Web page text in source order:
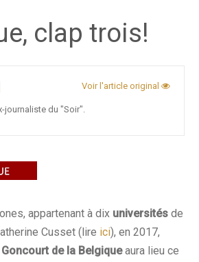
clap trois!
Voir l'article original
journaliste du "Soir".
appartenant à dix universités de
Cusset (lire ici), en 2017,
de la Belgiqueaura lieu ce